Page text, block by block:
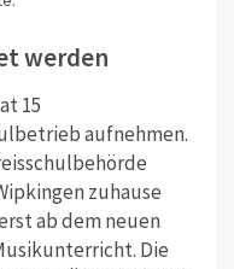
werden
15
aufnehmen.
zuhause
ab dem neuen
Die